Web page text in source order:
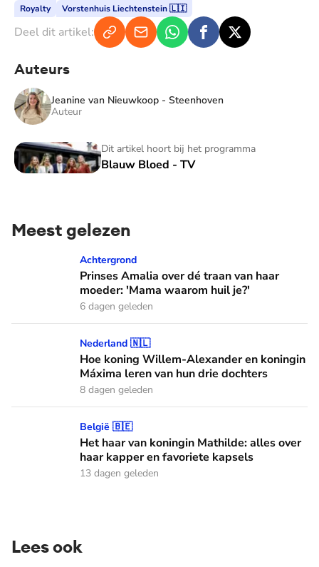
Royalty Vorstenhuis Liechtenstein 🇱🇮
Deel dit artikel:
Auteurs
Jeanine van Nieuwkoop - Steenhoven
Auteur
Dit artikel hoort bij het programma
Blauw Bloed - TV
Blauw Bloed - TV
Meest gelezen
Prinses Amalia over dé traan van haar moeder: 'Mama
Achtergrond
Prinses Amalia over dé traan van haar
moeder: 'Mama waarom huil je?'
6 dagen geleden
Hoe koning Willem-Alexander en koningin Máxima leren
Nederland 🇳🇱
Hoe koning Willem-Alexander en koningin
Máxima leren van hun drie dochters
8 dagen geleden
Het haar van koningin Mathilde: alles over haar kapper en
België 🇧🇪
Het haar van koningin Mathilde: alles over
haar kapper en favoriete kapsels
13 dagen geleden
Lees ook